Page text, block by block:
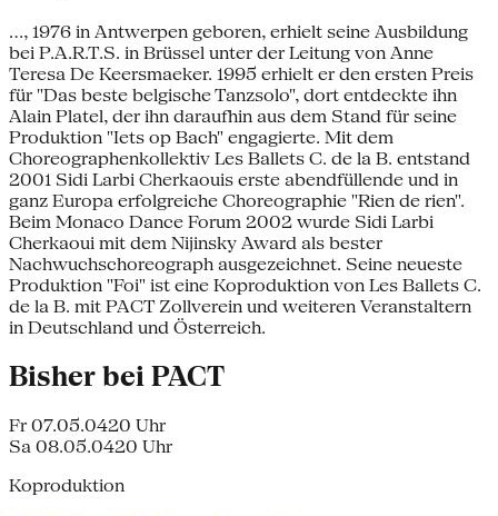
..., 1976 in Antwerpen geboren, erhielt seine Ausbildung
bei P.A.R.T.S. in Brüssel unter der Leitung von Anne
Teresa De Keersmaeker. 1995 erhielt er den ersten Preis
für "Das beste belgische Tanzsolo", dort entdeckte ihn
Alain Platel, der ihn daraufhin aus dem Stand für seine
Produktion "Iets op Bach" engagierte. Mit dem
Choreographenkollektiv Les Ballets C. de la B. entstand
2001 Sidi Larbi Cherkaouis erste abendfüllende und in
ganz Europa erfolgreiche Choreographie "Rien de rien".
Beim Monaco Dance Forum 2002 wurde Sidi Larbi
Cherkaoui mit dem Nijinsky Award als bester
Nachwuchschoreograph ausgezeichnet. Seine neueste
Produktion "Foi" ist eine Koproduktion von Les Ballets C.
de la B. mit PACT Zollverein und weiteren Veranstaltern
in Deutschland und Österreich.
Bisher bei PACT
Fr 07.05.0420 Uhr
Sa 08.05.0420 Uhr
Koproduktion